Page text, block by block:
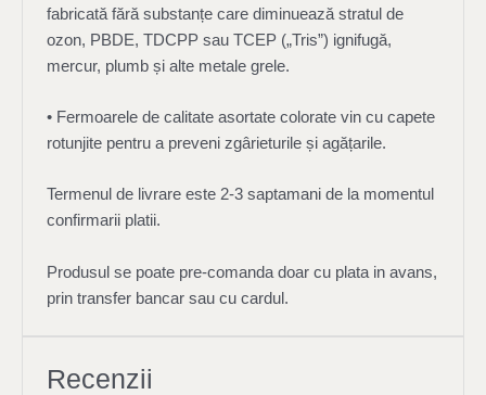
fabricată fără substanțe care diminuează stratul de
ozon, PBDE, TDCPP sau TCEP („Tris”) ignifugă,
mercur, plumb și alte metale grele.
• Fermoarele de calitate asortate colorate vin cu capete
rotunjite pentru a preveni zgârieturile și agățarile.
Termenul de livrare este 2-3 saptamani de la momentul
confirmarii platii.
Produsul se poate pre-comanda doar cu plata in avans,
prin transfer bancar sau cu cardul.
Recenzii